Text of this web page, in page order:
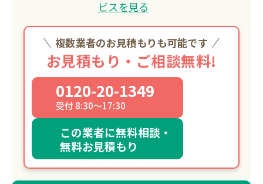
ビスを見る
複数業者のお見積もりも可能です
お見積もり・ご相談無料!
0120-20-1349
受付 8:30～17:30
この業者に無料相談・
無料お見積もり